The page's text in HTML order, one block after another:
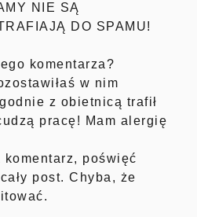
NIE SĄ
DO SPAMU!
komentarza?
w nim
z obietnicą trafił
pracę! Mam alergię
poświęć
post. Chyba, że